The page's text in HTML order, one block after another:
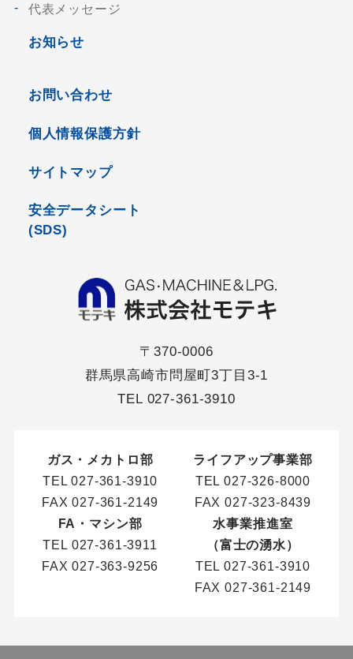
代表メッセージ
お知らせ
お問い合わせ
個人情報保護方針
サイトマップ
安全データシート
(SDS)
〒370-0006
群馬県高崎市問屋町3丁目3-1
TEL 027-361-3910
ガス・メカトロ部
TEL027-361-3910
FAX 027-361-2149
ライフアップ事業部
TEL027-326-8000
FAX 027-323-8439
FA・マシン部
TEL 027-361-3911
FAX 027-363-9256
水事業推進室
（富士の湧水）
TEL027-361-3910
FAX 027-361-2149